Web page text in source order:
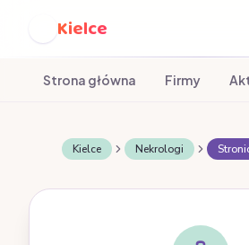
Kielce
Strona główna Firmy
Kielce Nekrologi